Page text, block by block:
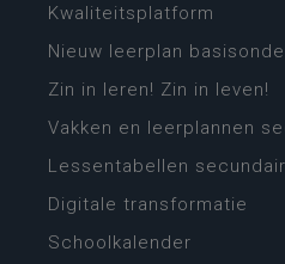
Kwaliteitsplatform
Nieuw leerplan
Zin in leren! Zin in leven!
Vakken en leerplannen
Lessentabellen
Digitale transformatie
Schoolkalender